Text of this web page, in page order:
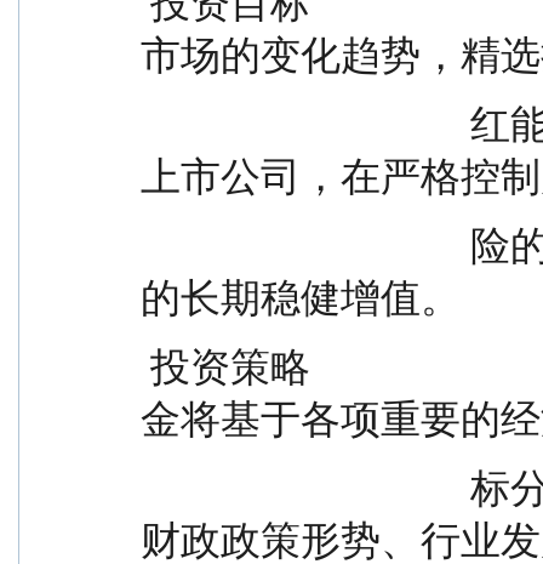
市场的变化趋势，精
上市公司，在严格控
的长期稳健增值。
金将基于各项重要的
财政政策形势、行业